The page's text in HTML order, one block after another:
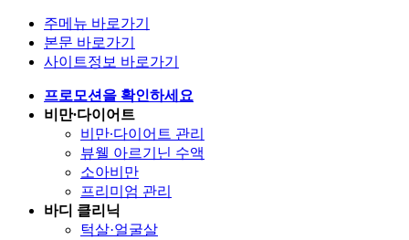
주메뉴 바로가기
본문 바로가기
사이트정보 바로가기
프로모션을 확인하세요
비만∙다이어트
비만∙다이어트 관리
뷰웰 아르기닌 수액
소아비만
프리미엄 관리
바디 클리닉
턱살·얼굴살